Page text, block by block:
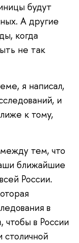
будут
А другие
когда
не так
я написал,
и
к тому,
тем, что
ближайшие
России.
в
чтобы в России